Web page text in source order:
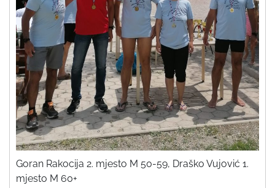
Goran Rakocija 2. mjesto M 50-59, Draško Vujović 1.
mjesto M 60+